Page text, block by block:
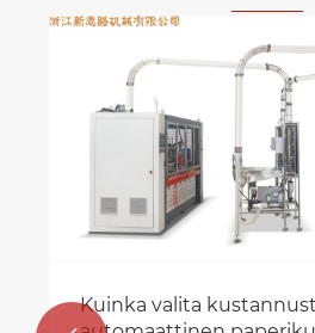
Kuinka valita